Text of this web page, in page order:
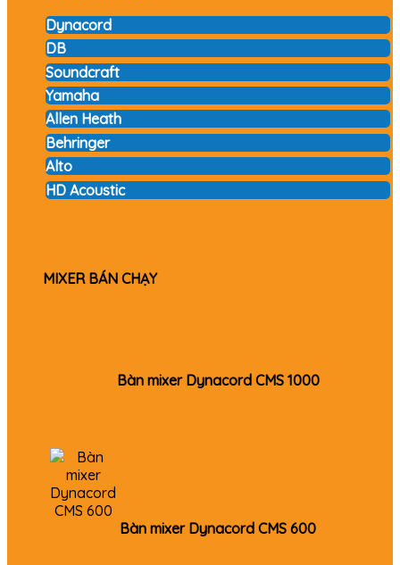
Dynacord
DB
Soundcraft
Yamaha
Allen Heath
Behringer
Alto
HD Acoustic
MIXER BÁN CHẠY
Bàn mixer Dynacord CMS 1000
Bàn mixer Dynacord CMS 600